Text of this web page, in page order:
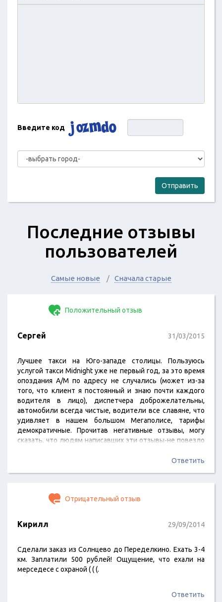
Введите код
Отправить
Последние отзывы
пользователей
Самые новые Сначала старые
Положительный отзыв
Сергей 31/03/2015
Лучшее такси на Юго-западе столицы. Пользуюсь
услугой такси Midnight уже не первый год, за это время
опоздания А/М по адресу не случались (может из-за
того, что клиент я постоянный и знаю почти каждого
водителя в лицо), диспетчера доброжелательны,
автомобили всегда чистые, водители все славяне, что
удивляет в нашем большом Мегаполисе, тарифы
демократичные. Прочитав негативные отзывы, могу
сказать, что людям написавших эти отзывы-не повезло
дальнейшего процветания. Спасибо за хорошую работу.
Ответить
Отрицательный отзыв
Кирилл 29/09/2014
Сделали заказ из Солнцево до Переделкино. Ехать 3-4
км. Заплатили 500 рублей! Ощущение, что ехали на
мерседесе с охраной ( ( (.
Ответить